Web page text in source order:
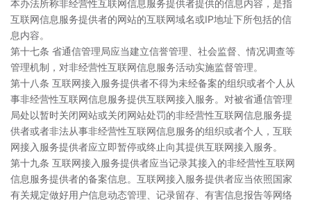
本办法所称非经营性互联网信息服务提供者提供的信息内容，是指
互联网信息服务提供者的网站的互联网域名或IP地址下所包括的信
息内容。
第十七条 省通信管理局应当建立信誉管理、社会监督、情况调查等
管理机制，对非经营性互联网信息服务活动实施监督管理。
第十八条 互联网接入服务提供者不得为未经备案的组织或者个人从
事非经营性互联网信息服务提供互联网接入服务。对被省通信管理
局处以暂时关闭网站或关闭网站处罚的非经营性互联网信息服务提
供者或者非法从事非经营性互联网信息服务的组织或者个人，互联
网接入服务提供者应立即暂停或终止向其提供互联网接入服务。
第十九条 互联网接入服务提供者应当记录其接入的非经营性互联网
信息服务提供者的备案信息。互联网接入服务提供者应当依照国家
有关规定做好用户信息动态管理、记录留存、有害信息报告等网络